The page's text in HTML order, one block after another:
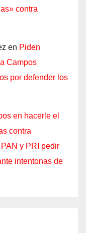
contra
en Piden
Campos
por defender los
en hacerle el
contra
y PRI pedir
intentonas de